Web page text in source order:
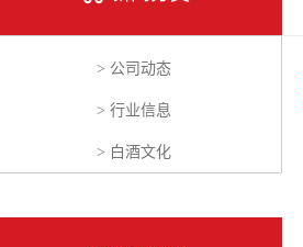
> 公司动态
> 行业信息
> 白酒文化